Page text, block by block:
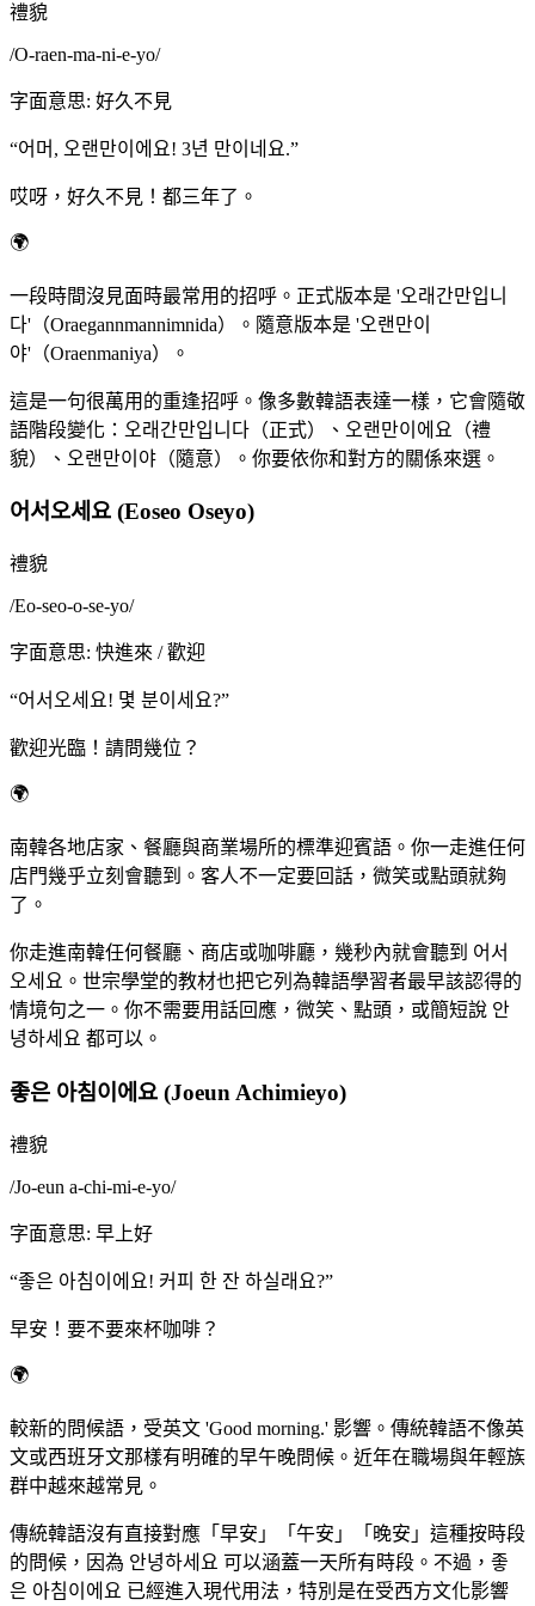
禮貌
/O-raen-ma-ni-e-yo/
字面意思: 好久不見
“어머, 오랜만이에요! 3년 만이네요.”
哎呀，好久不見！都三年了。
🌍
一段時間沒見面時最常用的招呼。正式版本是 '오래간만입니
다'（Oraegannmannimnida）。隨意版本是 '오랜만이
야'（Oraenmaniya）。
這是一句很萬用的重逢招呼。像多數韓語表達一樣，它會隨敬
語階段變化：오래간만입니다（正式）、오랜만이에요（禮
貌）、오랜만이야（隨意）。你要依你和對方的關係來選。
어서오세요 (Eoseo Oseyo)
禮貌
/Eo-seo-o-se-yo/
字面意思: 快進來 / 歡迎
“어서오세요! 몇 분이세요?”
歡迎光臨！請問幾位？
🌍
南韓各地店家、餐廳與商業場所的標準迎賓語。你一走進任何
店門幾乎立刻會聽到。客人不一定要回話，微笑或點頭就夠
了。
你走進南韓任何餐廳、商店或咖啡廳，幾秒內就會聽到 어서
오세요。世宗學堂的教材也把它列為韓語學習者最早該認得的
情境句之一。你不需要用話回應，微笑、點頭，或簡短說 안
녕하세요 都可以。
좋은 아침이에요 (Joeun Achimieyo)
禮貌
/Jo-eun a-chi-mi-e-yo/
字面意思: 早上好
“좋은 아침이에요! 커피 한 잔 하실래요?”
早安！要不要來杯咖啡？
🌍
較新的問候語，受英文 'Good morning.' 影響。傳統韓語不像英
文或西班牙文那樣有明確的早午晚問候。近年在職場與年輕族
群中越來越常見。
傳統韓語沒有直接對應「早安」「午安」「晚安」這種按時段
的問候，因為 안녕하세요 可以涵蓋一天所有時段。不過，좋
은 아침이에요 已經進入現代用法，特別是在受西方文化影響